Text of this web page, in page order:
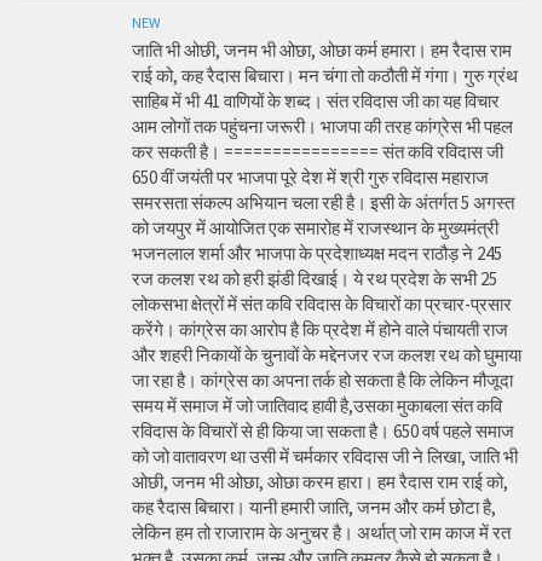
NEW
जाति भी ओछी, जनम भी ओछा, ओछा कर्म हमारा। हम रैदास राम
राई को, कह रैदास बिचारा। मन चंगा तो कठौती में गंगा। गुरु ग्रंथ
साहिब में भी 41 वाणियों के शब्द। संत रविदास जी का यह विचार
आम लोगों तक पहुंचना जरूरी। भाजपा की तरह कांग्रेस भी पहल
कर सकती है। ================ संत कवि रविदास जी
650 वीं जयंती पर भाजपा पूरे देश में श्री गुरु रविदास महाराज
समरसता संकल्प अभियान चला रही है। इसी के अंतर्गत 5 अगस्त
को जयपुर में आयोजित एक समारोह में राजस्थान के मुख्यमंत्री
भजनलाल शर्मा और भाजपा के प्रदेशाध्यक्ष मदन राठौड़ ने 245
रज कलश रथ को हरी झंडी दिखाई। ये रथ प्रदेश के सभी 25
लोकसभा क्षेत्रों में संत कवि रविदास के विचारों का प्रचार-प्रसार
करेंगे। कांग्रेस का आरोप है कि प्रदेश में होने वाले पंचायती राज
और शहरी निकायों के चुनावों के मद्देनजर रज कलश रथ को घुमाया
जा रहा है। कांग्रेस का अपना तर्क हो सकता है कि लेकिन मौजूदा
समय में समाज में जो जातिवाद हावी है,उसका मुकाबला संत कवि
रविदास के विचारों से ही किया जा सकता है। 650 वर्ष पहले समाज
को जो वातावरण था उसी में चर्मकार रविदास जी ने लिखा, जाति भी
ओछी, जनम भी ओछा, ओछा करम हारा। हम रैदास राम राई को,
कह रैदास बिचारा। यानी हमारी जाति, जनम और कर्म छोटा है,
लेकिन हम तो राजाराम के अनुचर है। अर्थात् जो राम काज में रत